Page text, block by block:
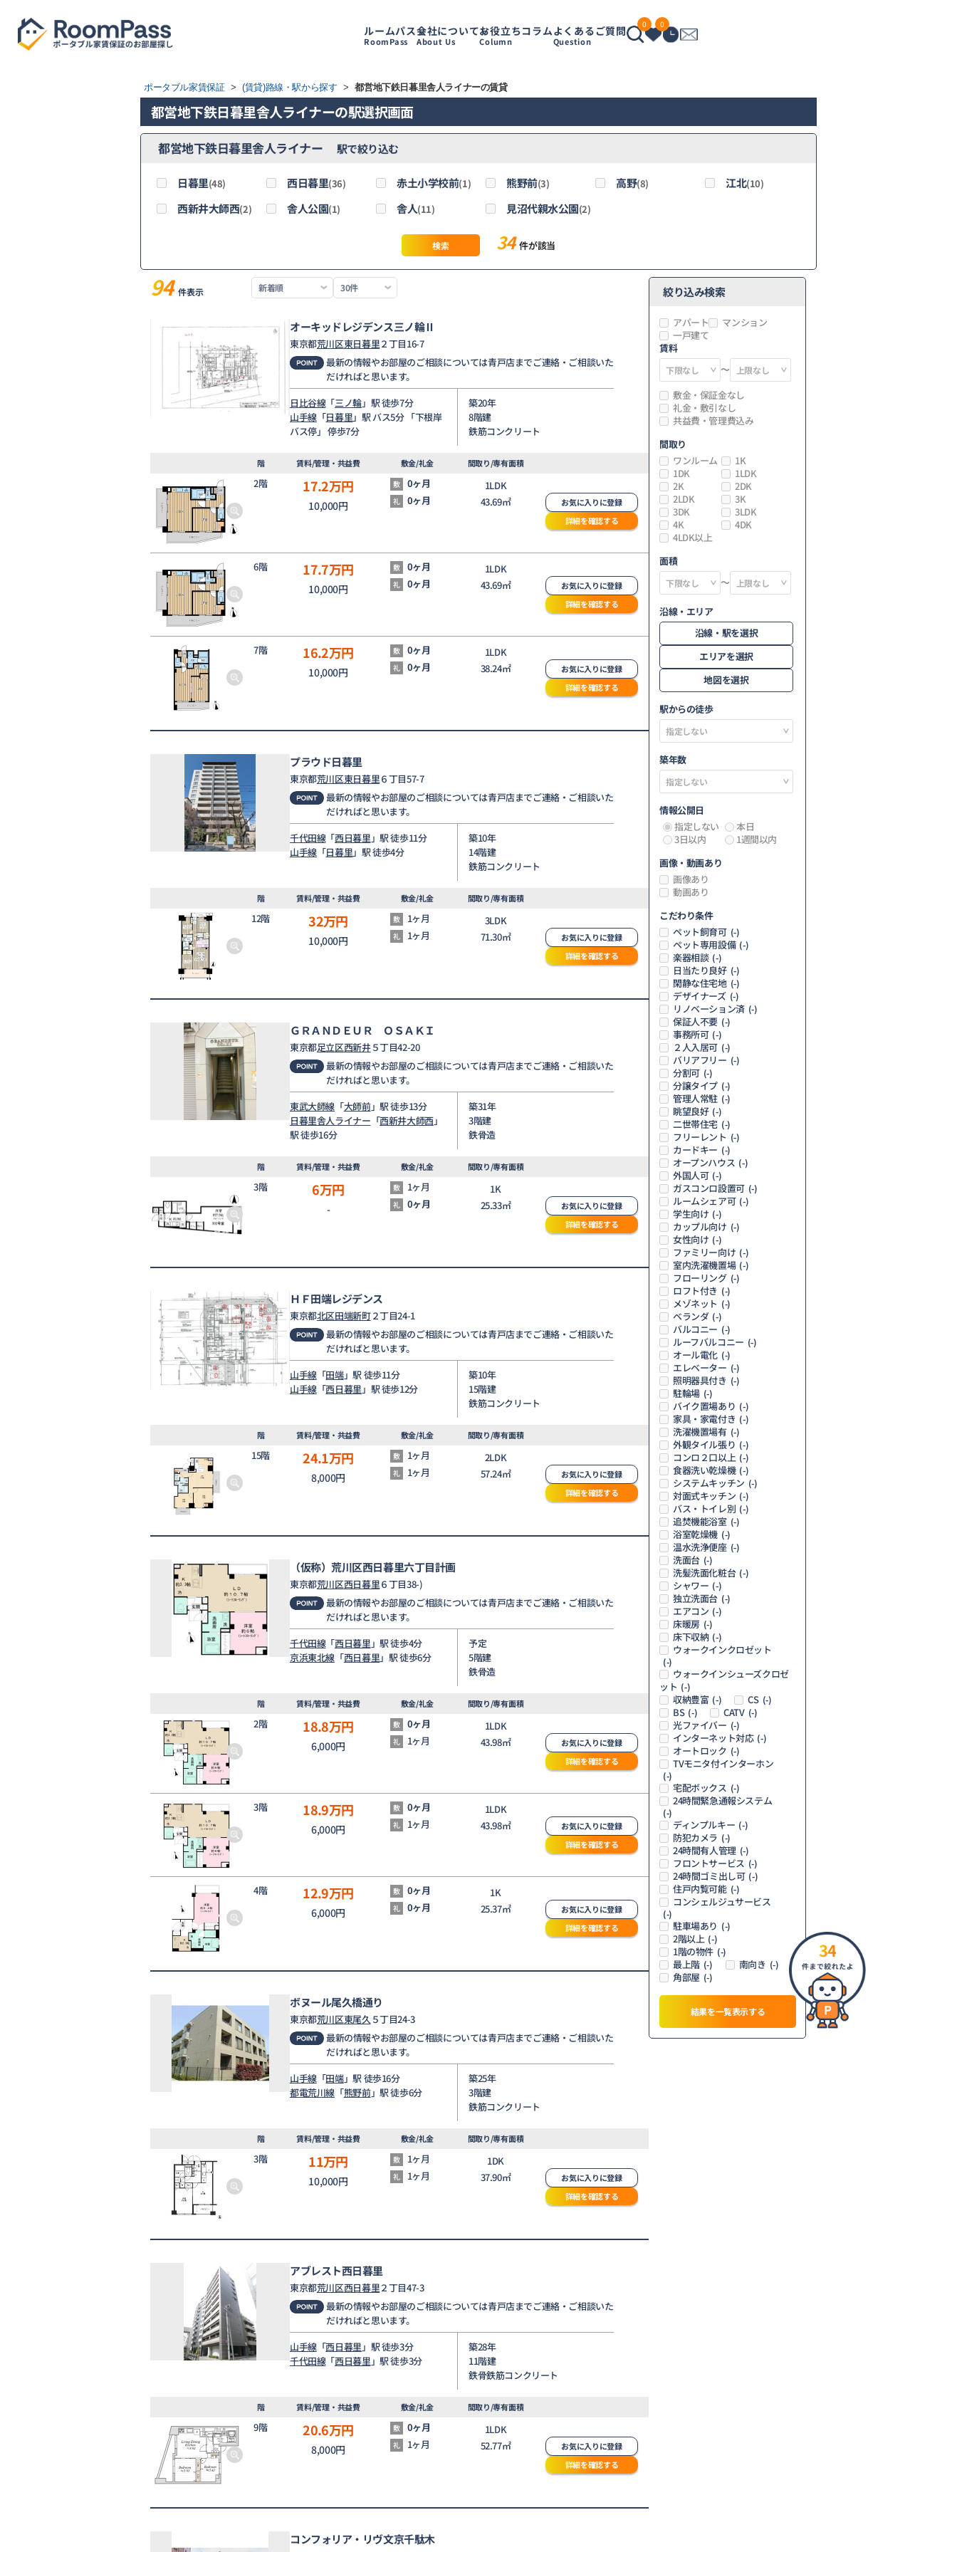
ルームパス
RoomPass
会社について
About Us
お役立ちコラム
Column
よくあるご質問
Question
0 0
ポータブル家賃保証 > (賃貸)路線・駅から探す > 都営地下鉄日暮里舎人ライナーの賃貸
都営地下鉄日暮里舎人ライナーの駅選択画面
都営地下鉄日暮里舎人ライナー 駅で絞り込む
日暮里(48) 西日暮里(36) 赤土小学校前(1) 熊野前(3) 高野(8) 江北(10)
西新井大師西(2) 舎人公園(1) 舎人(11) 見沼代親水公園(2)
検索 34 件が該当
94 件表示
オーキッドレジデンス三ノ輪Ⅱ
東京都荒川区東日暮里２丁目16-7
最新の情報やお部屋のご相談については青戸店までご連絡・ご相談いた
だければと思います。
日比谷線「三ノ輪」駅 徒歩7分
山手線「日暮里」駅 バス5分 「下根岸
バス停」 停歩7分
築20年
8階建
鉄筋コンクリート
階 賃料/管理・共益費 敷金/礼金 間取り/専有面積
2階 17.2万円
10,000円
敷 0ヶ月
礼 0ヶ月
1LDK
43.69㎡
お気に入りに登録
詳細を確認する
6階 17.7万円
10,000円
敷 0ヶ月
礼 0ヶ月
1LDK
43.69㎡
お気に入りに登録
詳細を確認する
7階 16.2万円
10,000円
敷 0ヶ月
礼 0ヶ月
1LDK
38.24㎡
お気に入りに登録
詳細を確認する
プラウド日暮里
東京都荒川区東日暮里６丁目57-7
最新の情報やお部屋のご相談については青戸店までご連絡・ご相談いた
だければと思います。
千代田線「西日暮里 」駅 徒歩11分
山手線「日暮里」駅 徒歩4分
築10年
14階建
鉄筋コンクリート
階 賃料/管理・共益費 敷金/礼金 間取り/専有面積
12階 32万円
10,000円
敷 1ヶ月
礼 1ヶ月
3LDK
71.30㎡
お気に入りに登録
詳細を確認する
ＧＲＡＮＤＥＵＲ ＯＳＡＫＩ
東京都足立区西新井５丁目42-20
最新の情報やお部屋のご相談については青戸店までご連絡・ご相談いた
だければと思います。
東武大師線 「大師前」駅 徒歩13分
日暮里舎人ライナー 「西新井大師西」
駅 徒歩16分
築31年
3階建
鉄骨造
階 賃料/管理・共益費 敷金/礼金 間取り/専有面積
3階 6万円
-
敷 1ヶ月
礼 0ヶ月
1K
25.33㎡
お気に入りに登録
詳細を確認する
ＨＦ田端レジデンス
東京都北区田端新町２丁目24-1
最新の情報やお部屋のご相談については青戸店までご連絡・ご相談いた
だければと思います。
山手線「田端」駅 徒歩11分
山手線「西日暮里 」駅 徒歩12分
築10年
15階建
鉄筋コンクリート
階 賃料/管理・共益費 敷金/礼金 間取り/専有面積
15階 24.1万円
8,000円
敷 1ヶ月
礼 1ヶ月
2LDK
57.24㎡
お気に入りに登録
詳細を確認する
（仮称）荒川区西日暮里六丁目計画
東京都荒川区西日暮里６丁目38-)
最新の情報やお部屋のご相談については青戸店までご連絡・ご相談いた
だければと思います。
千代田線「西日暮里 」駅 徒歩4分
京浜東北線 「西日暮里」駅 徒歩6分
予定
5階建
鉄骨造
階 賃料/管理・共益費 敷金/礼金 間取り/専有面積
2階 18.8万円
6,000円
敷 0ヶ月
礼 1ヶ月
1LDK
43.98㎡
お気に入りに登録
詳細を確認する
3階 18.9万円
6,000円
敷 0ヶ月
礼 1ヶ月
1LDK
43.98㎡
お気に入りに登録
詳細を確認する
4階 12.9万円
6,000円
敷 0ヶ月
礼 0ヶ月
1K
25.37㎡
お気に入りに登録
詳細を確認する
ボヌール尾久橋通り
東京都荒川区東尾久 ５丁目24-3
最新の情報やお部屋のご相談については青戸店までご連絡・ご相談いた
だければと思います。
山手線「田端」駅 徒歩16分
都電荒川線 「熊野前」駅 徒歩6分
築25年
3階建
鉄筋コンクリート
階 賃料/管理・共益費 敷金/礼金 間取り/専有面積
3階 11万円
10,000円
敷 1ヶ月
礼 1ヶ月
1DK
37.90㎡
お気に入りに登録
詳細を確認する
アブレスト西日暮里
東京都荒川区西日暮里２丁目47-3
最新の情報やお部屋のご相談については青戸店までご連絡・ご相談いた
だければと思います。
山手線「西日暮里 」駅 徒歩3分
千代田線「西日暮里 」駅 徒歩3分
築28年
11階建
鉄骨鉄筋コンクリート
階 賃料/管理・共益費 敷金/礼金 間取り/専有面積
9階 20.6万円
8,000円
敷 0ヶ月
礼 1ヶ月
1LDK
52.77㎡
お気に入りに登録
詳細を確認する
コンフォリア・リヴ文京千駄木
絞り込み検索
アパート
マンション
一戸建て
賃料
～
敷金・保証金なし
礼金・敷引なし
共益費・管理費込み
間取り
ワンルーム
1K
1DK
1LDK
2K
2DK
2LDK
3K
3DK
3LDK
4K
4DK
4LDK以上
面積
～
沿線・エリア
沿線・駅を選択
エリアを選択
地図を選択
駅からの徒歩
築年数
情報公開日
指定しない
本日
3日以内
1週間以内
画像・動画あり
画像あり
動画あり
こだわり条件
ペット飼育可 (-)
ペット専用設備 (-)
楽器相談 (-)
日当たり良好 (-)
閑静な住宅地 (-)
デザイナーズ (-)
リノベーション済 (-)
保証人不要 (-)
事務所可 (-)
２人入居可 (-)
バリアフリー (-)
分割可 (-)
分譲タイプ (-)
管理人常駐 (-)
眺望良好 (-)
二世帯住宅 (-)
フリーレント (-)
カードキー (-)
オープンハウス (-)
外国人可 (-)
ガスコンロ設置可 (-)
ルームシェア可 (-)
学生向け (-)
カップル向け (-)
女性向け (-)
ファミリー向け (-)
室内洗濯機置場 (-)
フローリング (-)
ロフト付き (-)
メゾネット (-)
ベランダ (-)
バルコニー (-)
ルーフバルコニー (-)
オール電化 (-)
エレベーター (-)
照明器具付き (-)
駐輪場 (-)
バイク置場あり (-)
家具・家電付き (-)
洗濯機置場有 (-)
外観タイル張り (-)
コンロ２口以上 (-)
食器洗い乾燥機 (-)
システムキッチン (-)
対面式キッチン (-)
バス・トイレ別 (-)
追焚機能浴室 (-)
浴室乾燥機 (-)
温水洗浄便座 (-)
洗面台 (-)
洗髪洗面化粧台 (-)
シャワー (-)
独立洗面台 (-)
エアコン (-)
床暖房 (-)
床下収納 (-)
ウォークインクロゼット
(-)
ウォークインシューズクロゼ
ット (-)
収納豊富 (-) CS (-)
BS (-) CATV (-)
光ファイバー (-)
インターネット対応 (-)
オートロック (-)
TVモニタ付インターホン
(-)
宅配ボックス (-)
24時間緊急通報システム
(-)
ディンプルキー (-)
防犯カメラ (-)
24時間有人管理 (-)
フロントサービス (-)
24時間ゴミ出し可 (-)
住戸内覧可能 (-)
コンシェルジュサービス
(-)
駐車場あり (-)
2階以上 (-)
1階の物件 (-)
最上階 (-) 南向き (-)
角部屋 (-)
結果を一覧表示する
34